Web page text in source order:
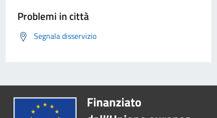
Problemi in città
Segnala disservizio